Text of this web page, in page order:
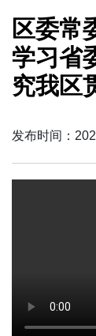
区委常
学习省
究我区
发布时间：